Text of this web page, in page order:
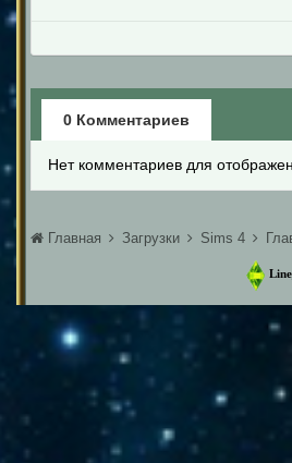
0 Комментариев
Нет комментариев для
Главная Загрузки Sims 4